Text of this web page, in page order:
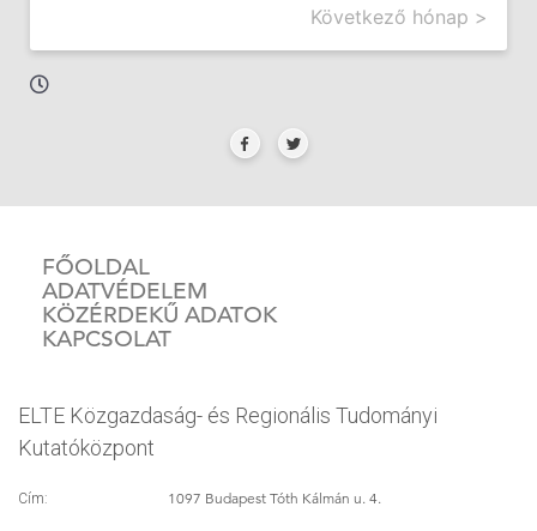
Következő hónap >
FŐOLDAL
ADATVÉDELEM
KÖZÉRDEKŰ ADATOK
KAPCSOLAT
ELTE Közgazdaság- és Regionális Tudományi
Kutatóközpont
Cím: 1097 Budapest Tóth Kálmán u. 4.